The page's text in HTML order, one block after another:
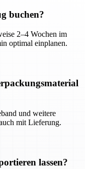
buchen?
2–4 Wochen im
optimal einplanen.
und weitere
mit Lieferung.
lassen?